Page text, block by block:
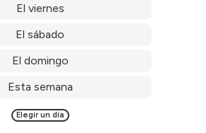
El viernes
El sábado
El domingo
Esta semana
Elegir un día